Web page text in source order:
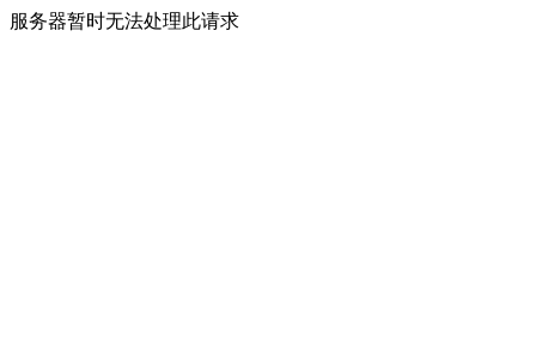
服务器暂时无法处理此请求